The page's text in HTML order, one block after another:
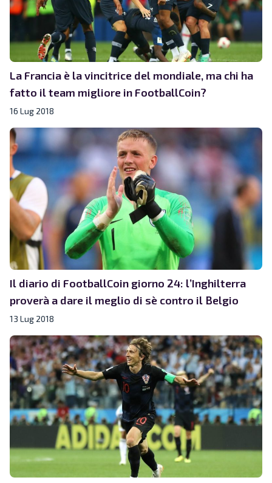
La Francia è la vincitrice del mondiale, ma chi ha
fatto il team migliore in FootballCoin?
16 Lug 2018
Il diario di FootballCoin giorno 24: l’Inghilterra
proverà a dare il meglio di sè contro il Belgio
13 Lug 2018